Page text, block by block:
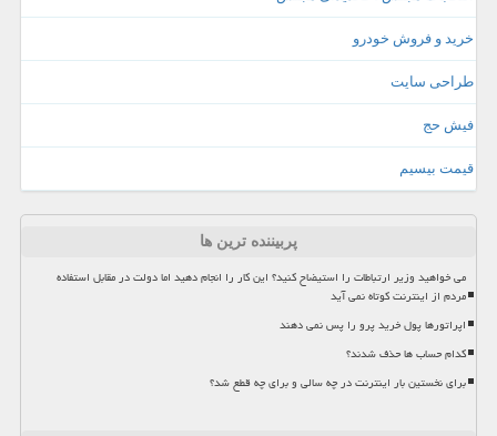
خرید و فروش خودرو
طراحی سایت
فیش حج
قیمت بیسیم
پربیننده ترین ها
می خواهید وزیر ارتباطات را استیضاح کنید؟ این کار را انجام دهید اما دولت در مقابل استفاده
مردم از اینترنت کوتاه نمی آید
اپراتورها پول خرید پرو را پس نمی دهند
کدام حساب ها حذف شدند؟
برای نخستین بار اینترنت در چه سالی و برای چه قطع شد؟